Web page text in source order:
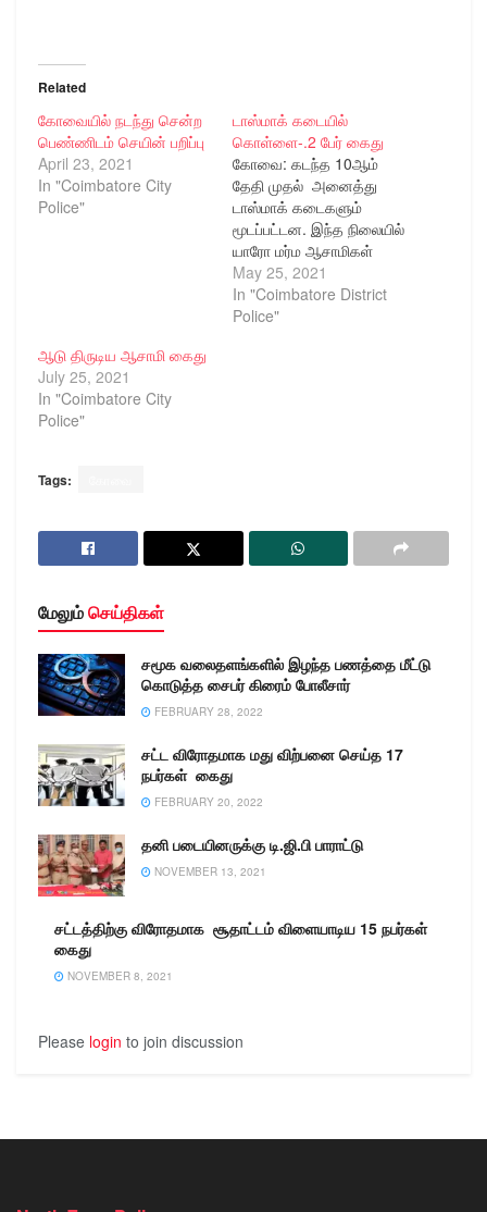
Related
கோவையில் நடந்து சென்ற
பெண்ணிடம் செயின் பறிப்பு
April 23, 2021
In "Coimbatore City
Police"
டாஸ்மாக் கடையில்
கொள்ளை-.2 பேர் கைது
கோவை: கடந்த 10ஆம்
தேதி முதல் அனைத்து
டாஸ்மாக் கடைகளும்
மூடப்பட்டன. இந்த நிலையில்
யாரோ மர்ம ஆசாமிகள்
கோவை வெரைட்டி ஹால்
ரோட்டில் உள்ள டாஸ்மாக்
கடையின் (எண் 15 21)
May 25, 2021
In "Coimbatore District
Police"
ஆடு திருடிய ஆசாமி கைது
July 25, 2021
In "Coimbatore City
Police"
Tags:
மேலும்செய்திகள்
சமூக வலைதளங்களில் இழந்த பணத்தை மீட்டு
கொடுத்த சைபர் கிரைம் போலீசார்
FEBRUARY 28, 2022
சட்ட விரோதமாக மது விற்பனை செய்த 17
நபர்கள் கைது
FEBRUARY 20, 2022
தனி படையினருக்கு டி.ஜி.பி பாராட்டு
NOVEMBER 13, 2021
சட்டத்திற்கு விரோதமாக சூதாட்டம் விளையாடிய 15 நபர்கள்
கைது
NOVEMBER 8, 2021
Please login to join discussion